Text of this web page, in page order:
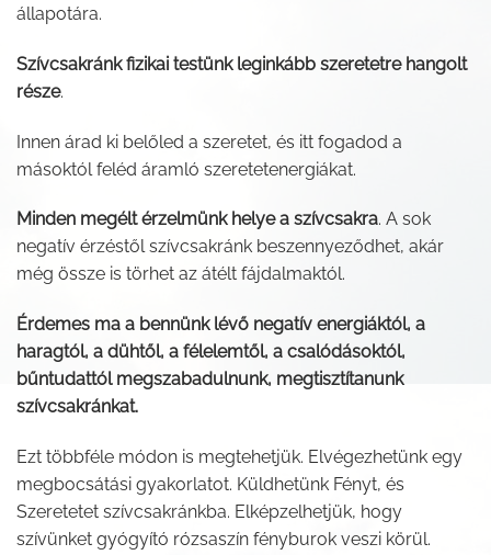
állapotára.
Szívcsakránk fizikai testünk leginkább szeretetre hangolt
része.
Innen árad ki belőled a szeretet, és itt fogadod a
másoktól feléd áramló szeretetenergiákat.
Minden megélt érzelmünk helye a szívcsakra. A sok
negatív érzéstől szívcsakránk beszennyeződhet, akár
még össze is törhet az átélt fájdalmaktól.
Érdemes ma a bennünk lévő negatív energiáktól, a
haragtól, a dühtől, a félelemtől, a csalódásoktól,
bűntudattól megszabadulnunk, megtisztítanunk
szívcsakránkat.
Ezt többféle módon is megtehetjük. Elvégezhetünk egy
megbocsátási gyakorlatot. Küldhetünk Fényt, és
Szeretetet szívcsakránkba. Elképzelhetjük, hogy
szívünket gyógyító rózsaszín fényburok veszi körül.